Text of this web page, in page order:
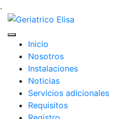
.
Inicio
Nosotros
Instalaciones
Noticias
Servicios adicionales
Requisitos